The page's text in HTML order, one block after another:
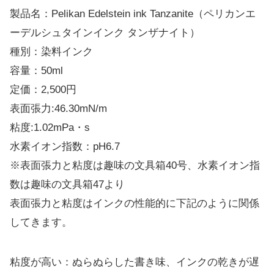
製品名：Pelikan Edelstein ink Tanzanite（ペリカンエ
ーデルシュタインインク タンザナイト）
種別：染料インク
容量：50ml
定価：2,500円
表面張力:46.30mN/m
粘度:1.02mPa・s
水素イオン指数：pH6.7
※表面張力と粘度は趣味の文具箱40号、水素イオン指
数は趣味の文具箱47より
表面張力と粘度はインクの性能的に下記のように関係
してきます。
粘度が高い：ぬらぬらした書き味、インクの乾きが遅